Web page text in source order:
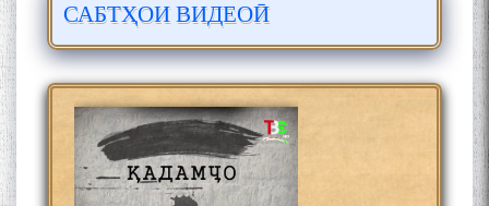
САБТҲОИ ВИДЕОӢ
ЛОҲУТӢ - ФИЛМИ
МУСТАНАД